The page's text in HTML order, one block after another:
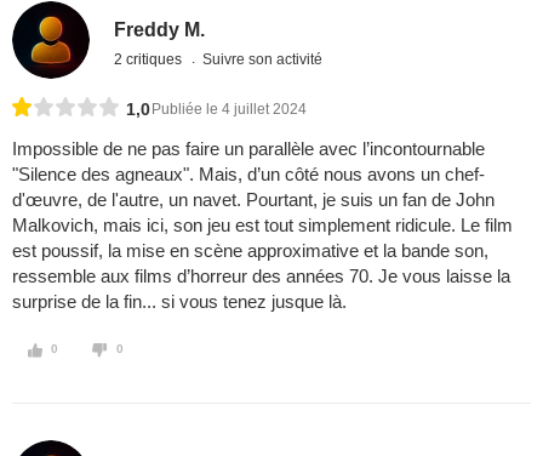
Freddy M.
2 critiques Suivre son activité
1,0 Publiée le 4 juillet 2024
Impossible de ne pas faire un parallèle avec l’incontournable
"Silence des agneaux". Mais, d’un côté nous avons un chef-
d'œuvre, de l'autre, un navet. Pourtant, je suis un fan de John
Malkovich, mais ici, son jeu est tout simplement ridicule. Le film
est poussif, la mise en scène approximative et la bande son,
ressemble aux films d’horreur des années 70. Je vous laisse la
surprise de la fin... si vous tenez jusque là.
0 0